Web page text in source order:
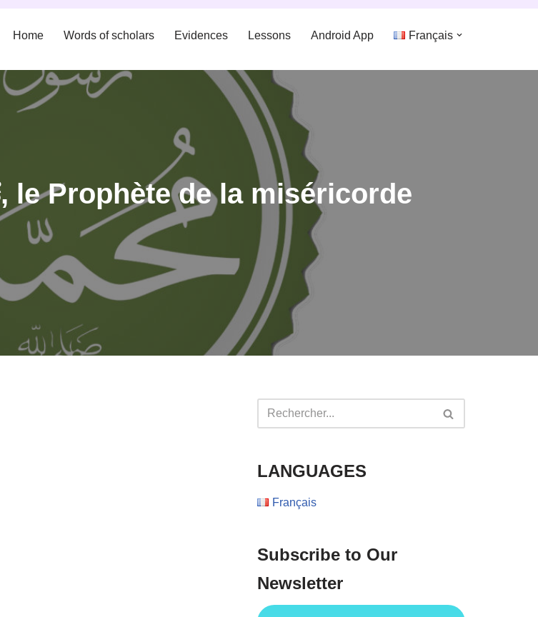
Home Words of scholars Evidences Lessons Android App Français
Article 15 : Muhammad ﷺ, le Prophète de la miséricorde
LANGUAGES
Français
Subscribe to Our
Newsletter